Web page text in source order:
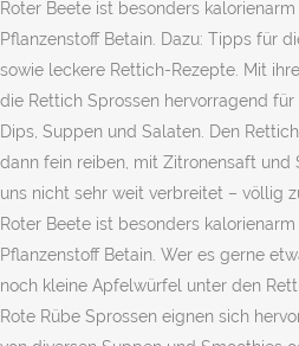
Roter Beete ist besonders
Pflanzenstoff Betain. Dazu: Tipps für
sowie leckere Rettich-Rezepte. Mit
die Rettich Sprossen hervorragend
Dips, Suppen und Salaten. Den
dann fein reiben, mit Zitronensaft und
uns nicht sehr weit verbreitet – völlig
Roter Beete ist besonders
Pflanzenstoff Betain. Wer es gerne
noch kleine Apfelwürfel unter den
Rote Rübe Sprossen eignen sich